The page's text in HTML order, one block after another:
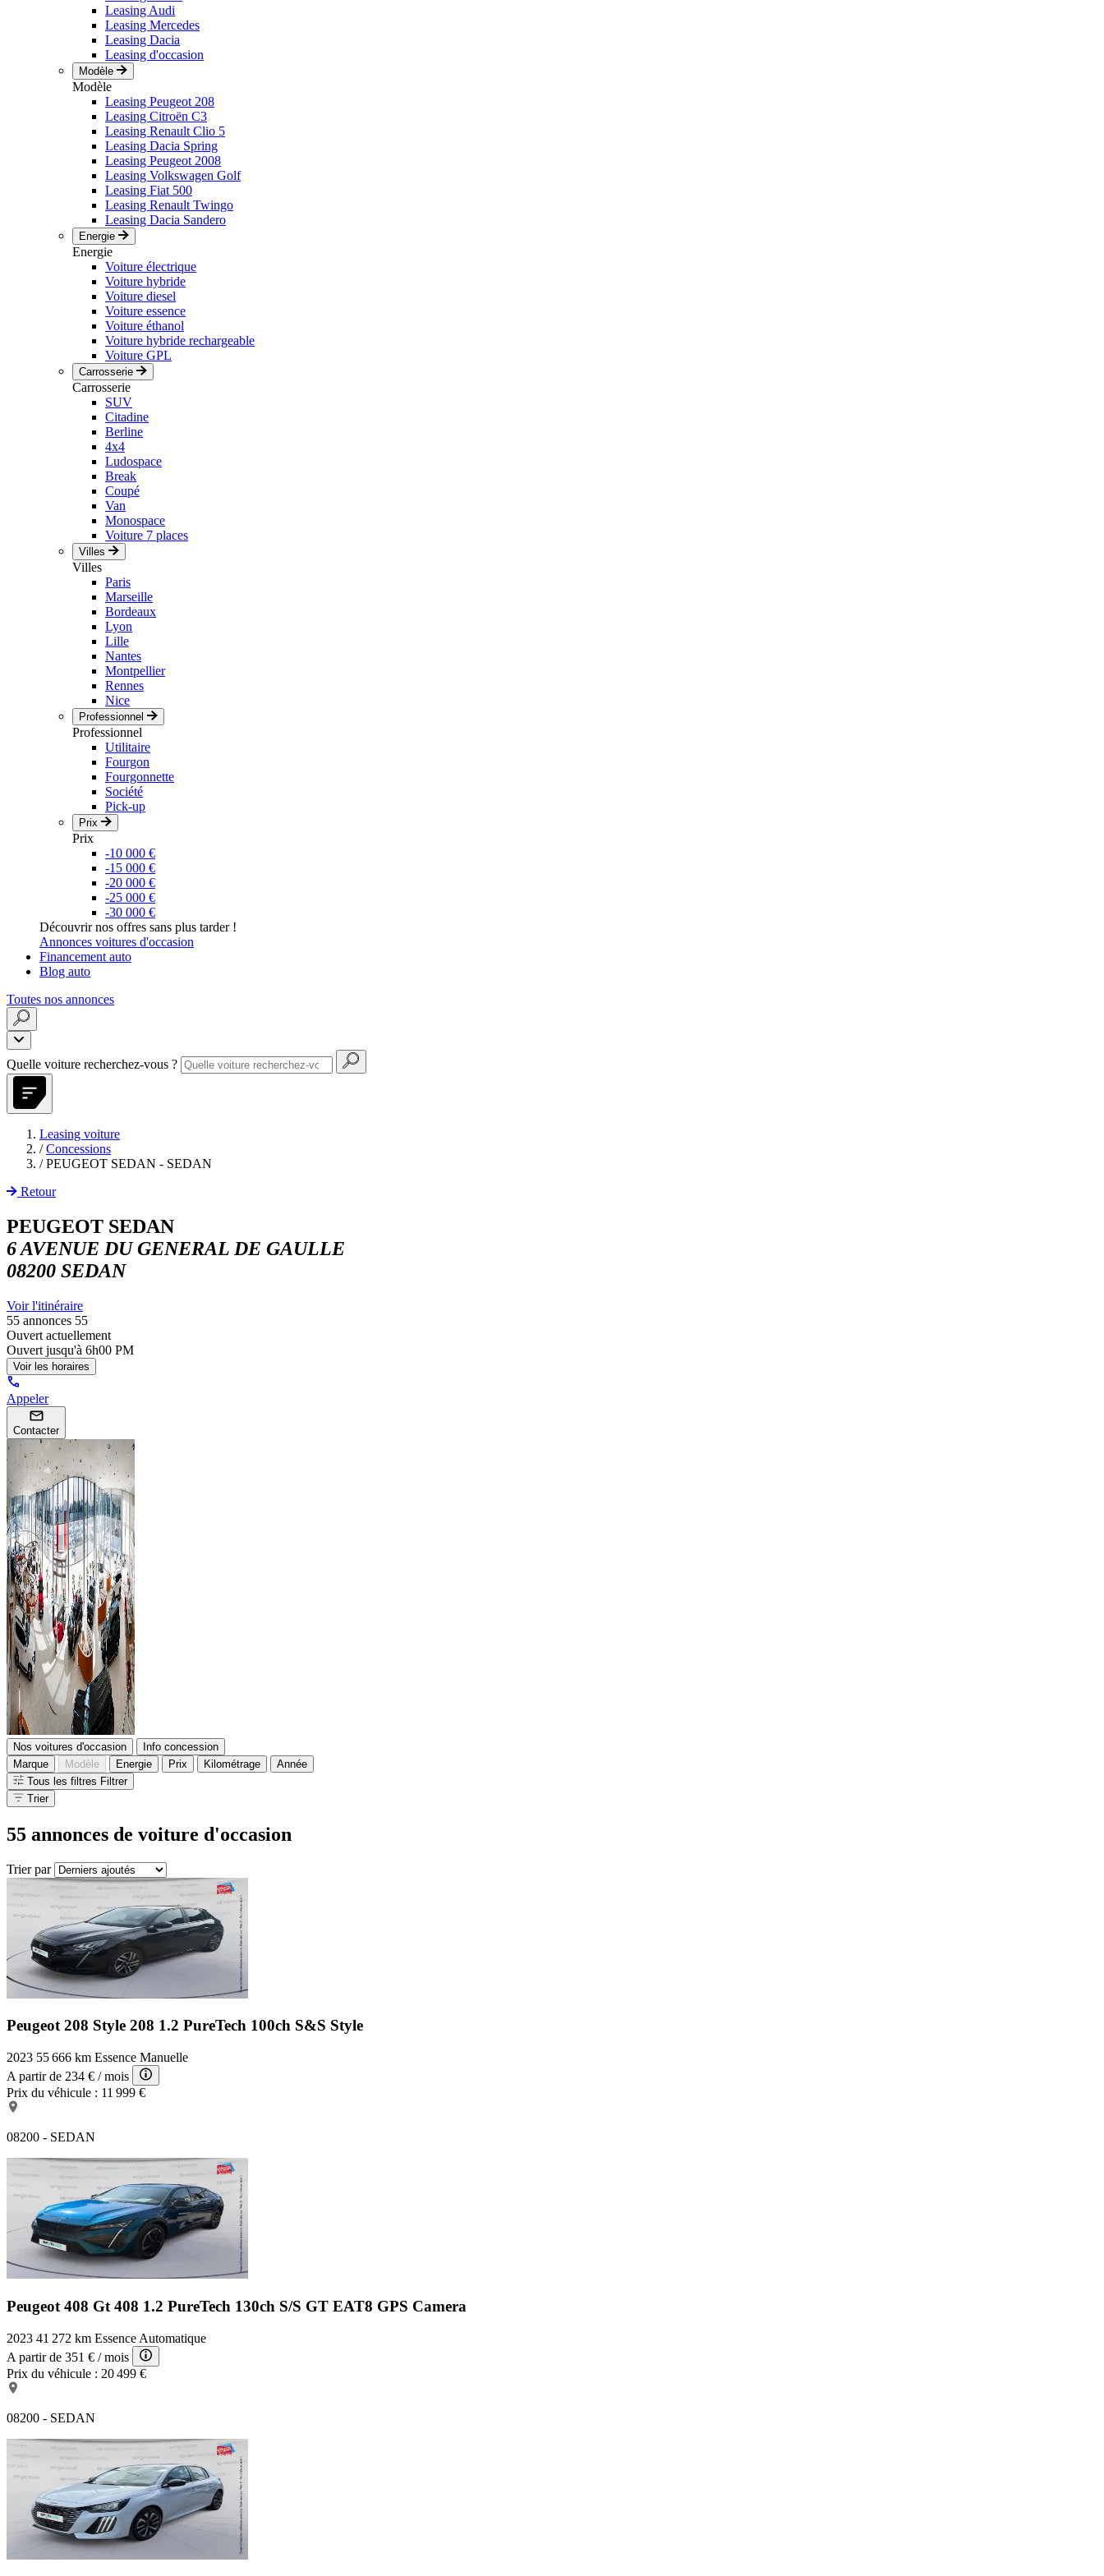
Leasing Audi
Leasing Mercedes
Leasing Dacia
Leasing d'occasion
Modèle
Modèle
Leasing Peugeot 208
Leasing Citroën C3
Leasing Renault Clio 5
Leasing Dacia Spring
Leasing Peugeot 2008
Leasing Volkswagen Golf
Leasing Fiat 500
Leasing Renault Twingo
Leasing Dacia Sandero
Energie
Energie
Voiture électrique
Voiture hybride
Voiture diesel
Voiture essence
Voiture éthanol
Voiture hybride rechargeable
Voiture GPL
Carrosserie
Carrosserie
SUV
Citadine
Berline
4x4
Ludospace
Break
Coupé
Van
Monospace
Voiture 7 places
Villes
Villes
Paris
Marseille
Bordeaux
Lyon
Lille
Nantes
Montpellier
Rennes
Nice
Professionnel
Professionnel
Utilitaire
Fourgon
Fourgonnette
Société
Pick-up
Prix
Prix
-10 000 €
-15 000 €
-20 000 €
-25 000 €
-30 000 €
Découvrir nos offres sans plus tarder !
Annonces voitures d'occasion
Financement auto
Blog auto
Toutes nos annonces
Quelle voiture recherchez-vous ?
Leasing voiture
/ Concessions
/ PEUGEOT SEDAN - SEDAN
Retour
PEUGEOT SEDAN
6 AVENUE DU GENERAL DE GAULLE
08200 SEDAN
Voir l'itinéraire
55 annonces 55
Ouvert actuellement
Ouvert jusqu'à 6h00 PM
Voir les horaires
Appeler
Contacter
Nos voitures d'occasion
Info concession
Marque
Modèle Energie Prix Kilométrage
Année
Tous les filtres Filtrer
Trier
55 annonces de voiture d'occasion
Trier par
Peugeot 208 Style 208 1.2 PureTech 100ch S&S Style
2023 55 666 km Essence Manuelle
A partir de 234 € / mois
Prix du véhicule : 11 999 €
08200 - SEDAN
Peugeot 408 Gt 408 1.2 PureTech 130ch S/S GT EAT8 GPS Camera
2023 41 272 km Essence Automatique
A partir de 351 € / mois
Prix du véhicule : 20 499 €
08200 - SEDAN